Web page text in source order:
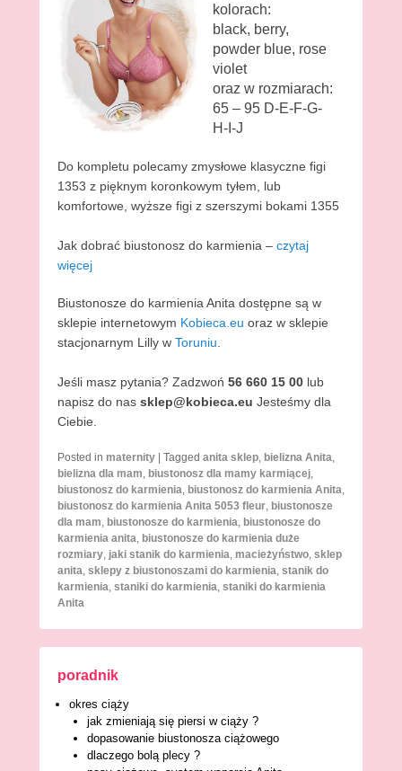
kolorach:
black, berry,
powder blue, rose
violet
oraz w rozmiarach:
65 – 95 D-E-F-G-
H-I-J
Do kompletu polecamy zmysłowe klasyczne figi
1353 z pięknym koronkowym tyłem, lub
komfortowe, wyższe figi z szerszymi bokami 1355
Jak dobrać biustonosz do karmienia – czytaj
więcej
Biustonosze do karmienia Anita dostępne są w
sklepie internetowym Kobieca.eu oraz w sklepie
stacjonarnym Lilly w Toruniu
Jeśli masz pytania? Zadzwoń 56 660 15 00 lub
napisz do nas sklep@kobieca.eu Jesteśmy dla
Ciebie.
Posted in maternity | Tagged anita sklep bielizna Anita
bielizna dla mam biustonosz dla mamy karmiącej
biustonosz do karmienia biustonosz do karmienia Anita
biustonosz do karmienia Anita 5053 fleur biustonosze
dla mam biustonosze do karmienia biustonosze do
karmienia anita biustonosze do karmienia duże
rozmiary jaki stanik do karmienia macieżyństwo sklep
anita sklepy z biustonoszami do karmienia stanik do
karmienia staniki do karmienia staniki do karmienia
Anita
poradnik
okres ciąży
jak zmieniają się piersi w ciąży ?
dopasowanie biustonosza ciążowego
dlaczego bolą plecy ?